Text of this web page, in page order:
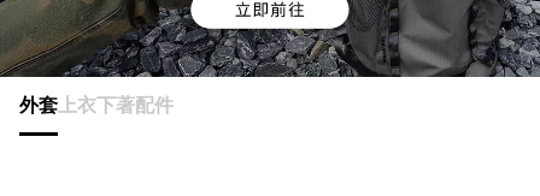
外套 上衣下著配件